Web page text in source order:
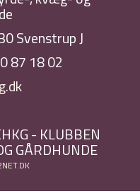
Svenstrup J
87 18 02
- KLUBBEN
GÅRDHUNDE